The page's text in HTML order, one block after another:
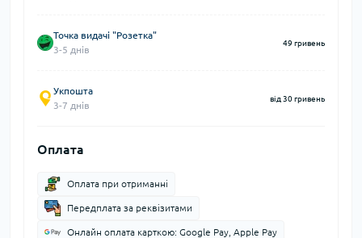
Точка видачі "Розетка"
3-5 днів
49 гривень
Укпошта
3-7 днів
від 30 гривень
Оплата
Оплата при отриманні
Передплата за реквізитами
Онлайн оплата карткою: Google Pay, Apple Pay